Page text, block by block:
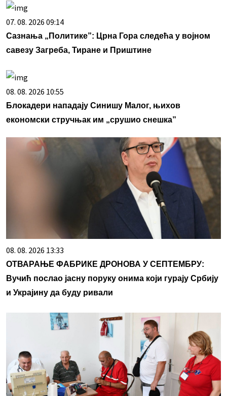
07. 08. 2026 09:14
Сазнања „Политике”: Црна Гора следећа у војном
савезу Загреба, Тиране и Приштине
08. 08. 2026 10:55
Блокадери нападају Синишу Малог, њихов
економски стручњак им „срушио снешка”
08. 08. 2026 13:33
ОТВАРАЊЕ ФАБРИКЕ ДРОНОВА У СЕПТЕМБРУ:
Вучић послао јасну поруку онима који гурају Србију
и Украјину да буду ривали